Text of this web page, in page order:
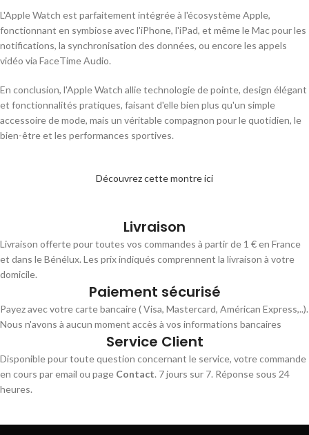
L'Apple Watch est parfaitement intégrée à l'écosystème Apple,
fonctionnant en symbiose avec l'iPhone, l'iPad, et même le Mac pour les
notifications, la synchronisation des données, ou encore les appels
vidéo via FaceTime Audio.
En conclusion, l'Apple Watch allie technologie de pointe, design élégant
et fonctionnalités pratiques, faisant d'elle bien plus qu'un simple
accessoire de mode, mais un véritable compagnon pour le quotidien, le
bien-être et les performances sportives.
Découvrez cette montre ici
Livraison
Livraison offerte pour toutes vos commandes à partir de 1 € en France
et dans le Bénélux. Les prix indiqués comprennent la livraison à votre
domicile.
Paiement sécurisé
Payez avec votre carte bancaire ( Visa, Mastercard, Américan Express,..).
Nous n'avons à aucun moment accès à vos informations bancaires
Service Client
Disponible pour toute question concernant le service, votre commande
en cours par email ou page Contact. 7 jours sur 7. Réponse sous 24
heures.